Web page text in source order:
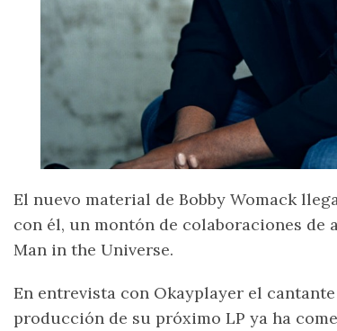
El nuevo material de Bobby Womack
con él, un montón de colaboraciones de
Man in the Universe.
En entrevista con Okayplayer el
producción de su próximo LP ya ha